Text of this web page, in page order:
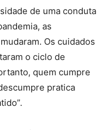
de uma conduta
as
Os cuidados
o ciclo de
quem cumpre
pratica